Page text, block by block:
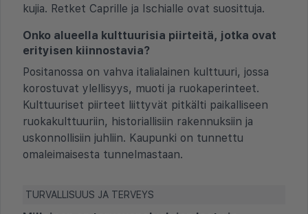
kujia. Retket Caprille ja Ischialle ovat suosittuja.
Onko alueella kulttuurisia piirteitä, jotka ovat
erityisen kiinnostavia?
Positanossa on vahva italialainen kulttuuri, jossa
korostuvat ylellisyys, muoti ja ruokaperinteet.
Kulttuuriset piirteet liittyvät pitkälti paikalliseen
ruokakulttuuriin, historiallisiin rakennuksiin ja
uskonnollisiin juhliin. Kaupunki on tunnettu
omaleimaisesta tunnelmastaan.
TURVALLISUUS JA TERVEYS